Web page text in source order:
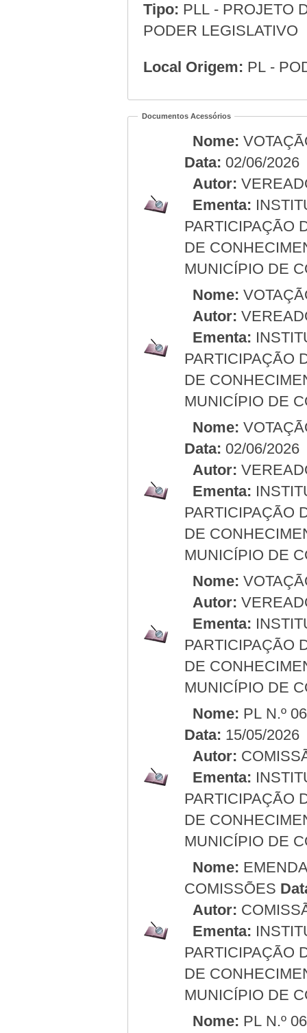
Tipo: PLL - PROJETO
PODER LEGISLATIVO
Local Origem: PL -
Documentos Acessórios
Nome:
Data: 02/06/2026
Autor:
Ementa:
PARTICIPAÇÃO
DE
MUNICÍPIO DE
Nome:
Autor:
Ementa:
PARTICIPAÇÃO
DE
MUNICÍPIO DE
Nome:
Data: 02/06/2026
Autor:
Ementa:
PARTICIPAÇÃO
DE
MUNICÍPIO DE
Nome:
Autor:
Ementa:
PARTICIPAÇÃO
DE
MUNICÍPIO DE
Nome: PL N.º
Data: 15/05/2026
Autor:
Ementa:
PARTICIPAÇÃO
DE
MUNICÍPIO DE
Nome:
COMISSÕES
Autor:
Ementa:
PARTICIPAÇÃO
DE
MUNICÍPIO DE
Nome: PL N.º